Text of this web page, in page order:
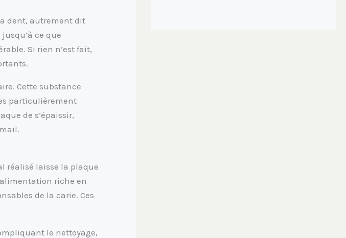
dent, autrement dit
ce que
Si rien n’est fait,
Cette substance
particulièrement
de s’épaissir,
réalisé laisse la plaque
alimentation riche en
de la carie. Ces
le nettoyage,